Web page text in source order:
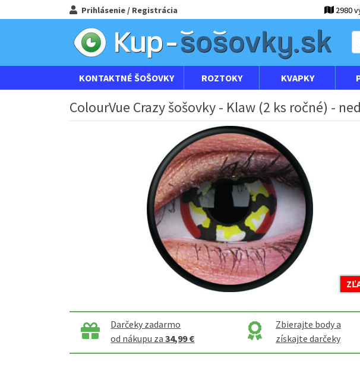
Prihlásenie / Registrácia 2980
KONTAKTNÉ ŠOŠOVKY ROZTOKY KVAPKY
ColourVue Crazy šošovky - Klaw (2 ks ročné) -
Darčeky zadarmo
od nákupu za34,99 €
Zbierajte body a
získajte darčeky